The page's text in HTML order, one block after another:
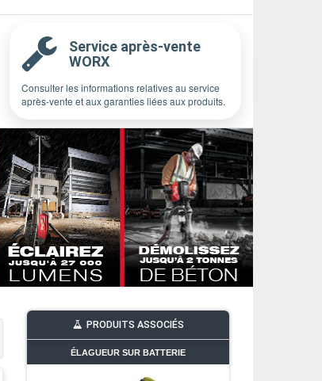
Service après-vente
WORX
Consulter les informations relatives au service
après-vente et aux garanties liées aux produits.
PRODUITS ASSOCIÉS
ÉLAGUEUR SUR BATTERIE